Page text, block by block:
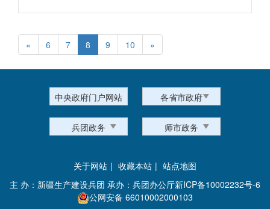
« 6 7 8 9 10 »
中央政府门户网站 各省市政府
兵团政务 师市政务
关于网站 | 收藏本站 | 站点地图
主 办：新疆生产建设兵团 承办：兵团办公厅新ICP备10002232号-6
公网安备 66010002000103